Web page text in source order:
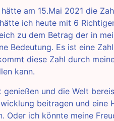
am 15.Mai 2021 die
ich heute mit 6
zu dem Betrag der in
Bedeutung. Es ist eine
diese Zahl durch
kann.
genießen und die Welt
beitragen und eine
Oder ich könnte meine